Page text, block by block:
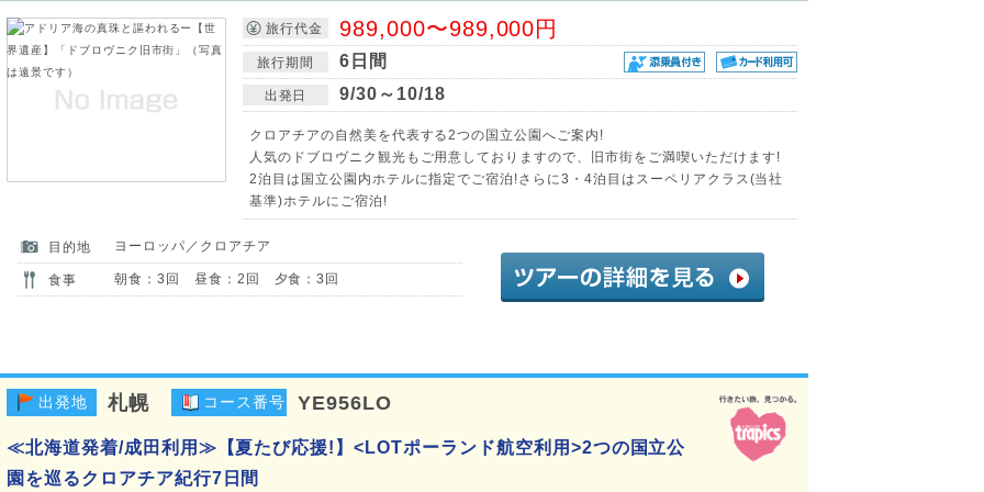
旅行代金 989,000〜989,000円
旅行期間 6日間
出発日 9/30～10/18
クロアチアの自然美を代表する2つの国立公園へご案内!
人気のドブロヴニク観光もご用意しておりますので、旧市街をご満喫いただけます!
2泊目は国立公園内ホテルに指定でご宿泊!さらに3・4泊目はスーペリアクラス(当社
基準)ホテルにご宿泊!
目的地 ヨーロッパ／クロアチア
食事 朝食：3回 昼食：2回 夕食：3回
出発地 札幌 コース番号 YE956LO
≪北海道発着/成田利用≫【夏たび応援!】<LOTポーランド航空利用>2つの国立公
園を巡るクロアチア紀行7日間